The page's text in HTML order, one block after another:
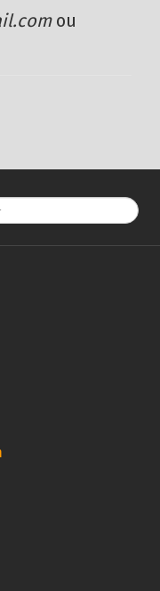
ou